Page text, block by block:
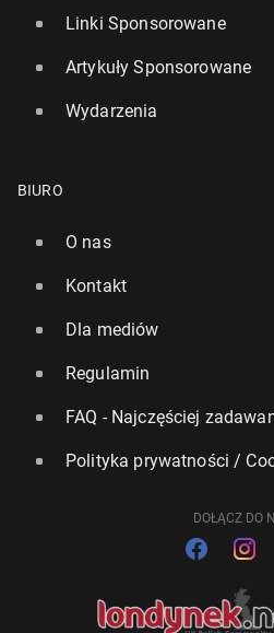
Linki Sponsorowane
Artykuły Sponsorowane
Wydarzenia
BIURO
O nas
Kontakt
Dla mediów
Regulamin
FAQ - Najczęściej
Polityka prywatności /
DOŁĄCZ DO